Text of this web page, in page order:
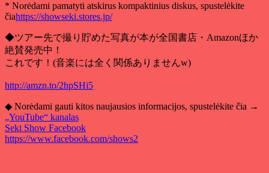
* Norėdami pamatyti atskirus kompaktinius diskus, spustelėkite
čiahttps://showseki.stores.jp/
◆ツアー先で撮り貯めた写真が本が全国書店・Amazonほか
絶賛発売中！
これです！(音楽には全く関係ありませんw)
http://amzn.to/2hpSHi5
◆ Norėdami gauti kitos naujausios informacijos, spustelėkite čia →
„YouTube“ kanalas
Seki Show Facebook
https://www.facebook.com/shows2